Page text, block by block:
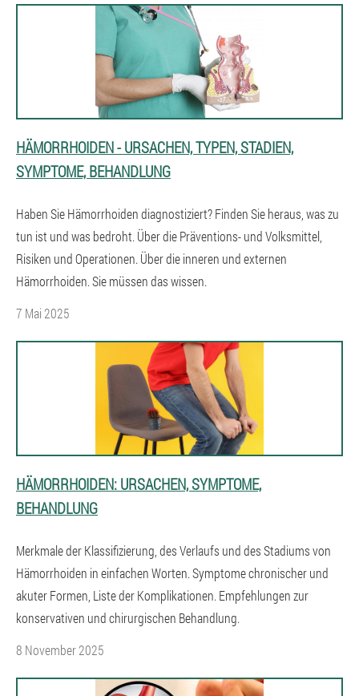
HÄMORRHOIDEN - URSACHEN, TYPEN, STADIEN,
SYMPTOME, BEHANDLUNG
Haben Sie Hämorrhoiden diagnostiziert? Finden Sie heraus, was zu
tun ist und was bedroht. Über die Präventions- und Volksmittel,
Risiken und Operationen. Über die inneren und externen
Hämorrhoiden. Sie müssen das wissen.
7 Mai 2025
HÄMORRHOIDEN: URSACHEN, SYMPTOME,
BEHANDLUNG
Merkmale der Klassifizierung, des Verlaufs und des Stadiums von
Hämorrhoiden in einfachen Worten. Symptome chronischer und
akuter Formen, Liste der Komplikationen. Empfehlungen zur
konservativen und chirurgischen Behandlung.
8 November 2025